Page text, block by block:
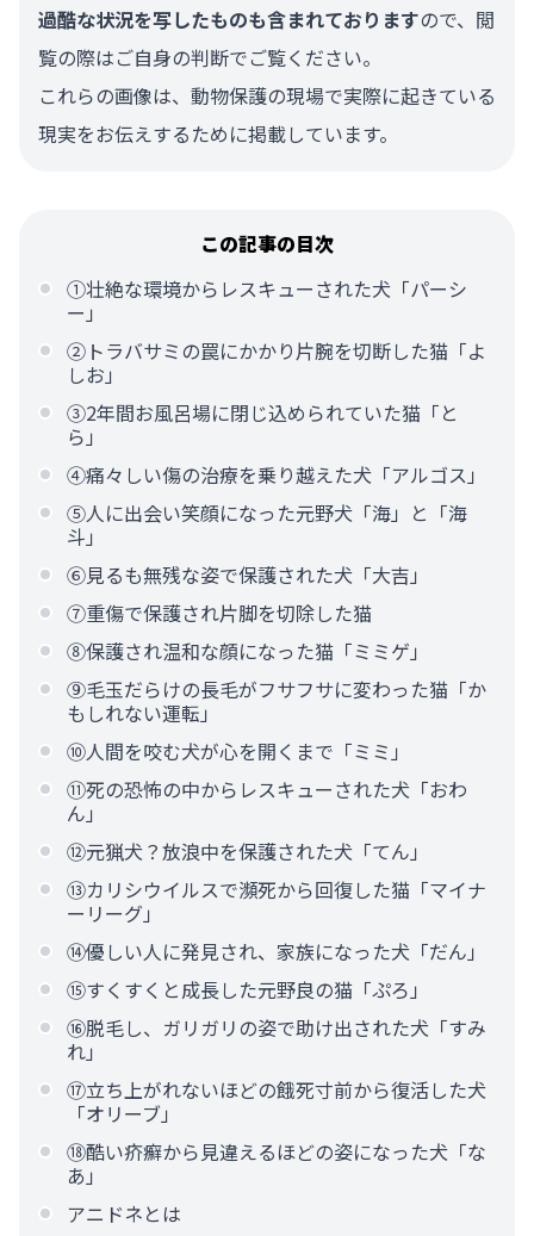
過酷な状況を写したものも含まれておりますので、閲
覧の際はご自身の判断でご覧ください。
これらの画像は、動物保護の現場で実際に起きている
現実をお伝えするために掲載しています。
この記事の目次
①壮絶な環境からレスキューされた犬「パーシ
ー」
②トラバサミの罠にかかり片腕を切断した猫「よ
しお」
③2年間お風呂場に閉じ込められていた猫「と
ら」
④痛々しい傷の治療を乗り越えた犬「アルゴス」
⑤人に出会い笑顔になった元野犬「海」と「海
斗」
⑥見るも無残な姿で保護された犬「大吉」
⑦重傷で保護され片脚を切除した猫
⑧保護され温和な顔になった猫「ミミゲ」
⑨毛玉だらけの長毛がフサフサに変わった猫「か
もしれない運転」
⑩人間を咬む犬が心を開くまで「ミミ」
⑪死の恐怖の中からレスキューされた犬「おわ
ん」
⑫元猟犬？放浪中を保護された犬「てん」
⑬カリシウイルスで瀕死から回復した猫「マイナ
ーリーグ」
⑭優しい人に発見され、家族になった犬「だん」
⑮すくすくと成長した元野良の猫「ぷろ」
⑯脱毛し、ガリガリの姿で助け出された犬「すみ
れ」
⑰立ち上がれないほどの餓死寸前から復活した犬
「オリーブ」
⑱酷い疥癬から見違えるほどの姿になった犬「な
あ」
アニドネとは